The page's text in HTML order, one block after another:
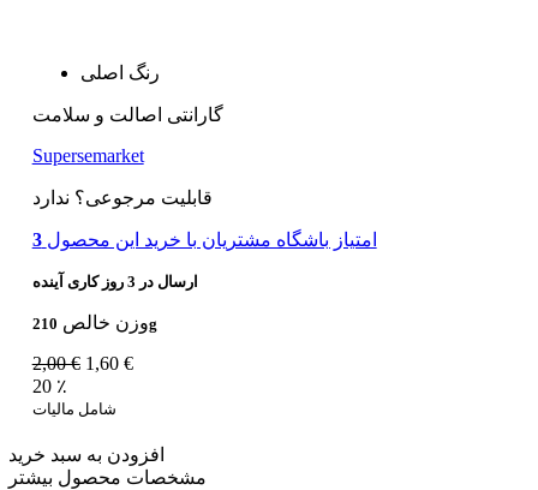
رنگ اصلی
گارانتی اصالت و سلامت
Supersemarket
قابلیت مرجوعی؟ ندارد
3 امتیاز باشگاه مشتریان با خرید این محصول
ارسال در 3 روز کاری آینده
وزن خالص210g
2,00 € 1,60 €
20 ٪
شامل مالیات
افزودن به سبد خرید
مشخصات محصول بیشتر